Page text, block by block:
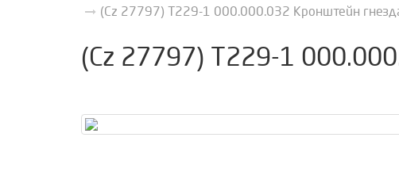
(Cz 27797) T229-1 000.000.032 Кронштейн
(Cz 27797) T229-1